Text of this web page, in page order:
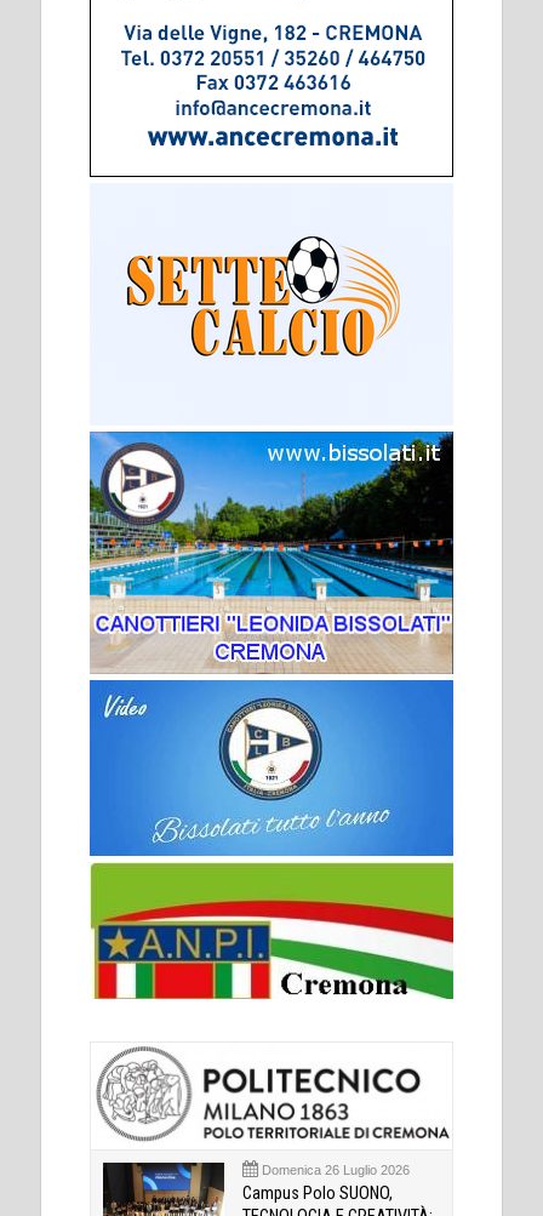
Domenica 26 Luglio 2026
Campus Polo SUONO,